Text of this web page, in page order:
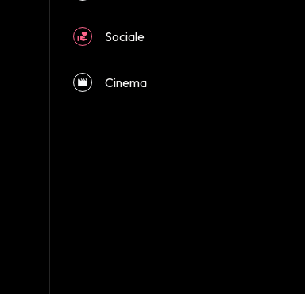
Sociale
Cinema